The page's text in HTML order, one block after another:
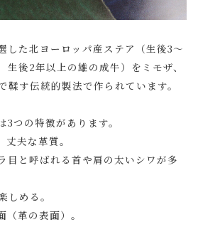
した北ヨーロッパ産ステア（生後3～
後2年以上の雄の成牛）をミモザ、
鞣す伝統的製法で作られています。
つの特徴があります。
夫な革質。
目と呼ばれる首や肩の太いシワが多
しめる。
革の表面）。